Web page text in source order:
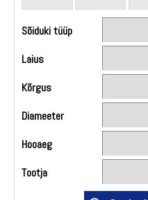
Sõiduki tüüp
Laius
Kõrgus
Diameeter
Hooaeg
Tootja